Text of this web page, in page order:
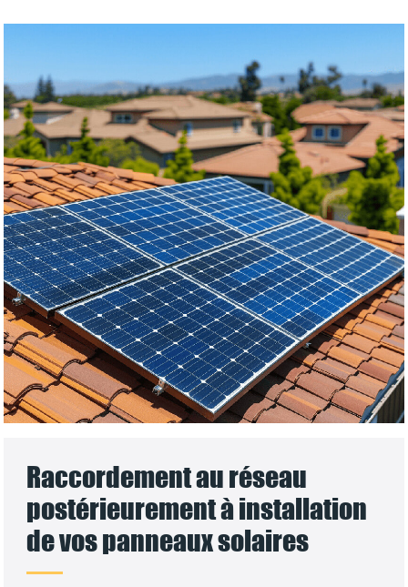
Raccordement au réseau
postérieurement à installation
de vos panneaux solaires